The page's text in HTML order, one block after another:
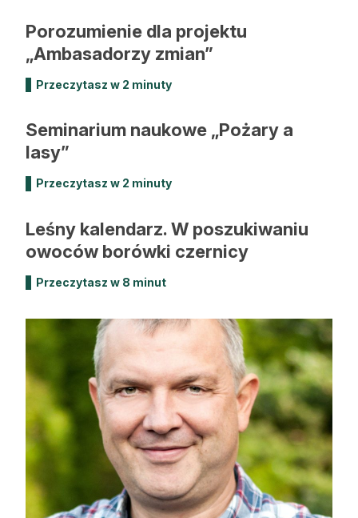
Porozumienie dla projektu
„Ambasadorzy zmian”
Przeczytasz w 2 minuty
Seminarium naukowe „Pożary a
lasy”
Przeczytasz w 2 minuty
Leśny kalendarz. W poszukiwaniu
owoców borówki czernicy
Przeczytasz w 8 minut